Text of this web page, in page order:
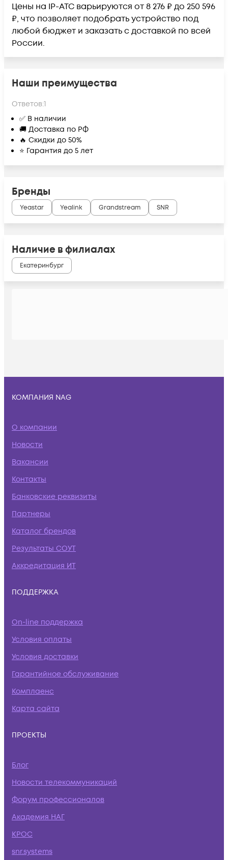
Цены на IP-ATC варьируются от 8 276 ₽ до 250 596
₽, что позволяет подобрать устройство под
любой бюджет и заказать с доставкой по всей
России.
Наши преимущества
Ответов:1
✅ В наличии
🚚 Доставка по РФ
🔥 Скидки до 50%
⭐ Гарантия до 5 лет
Бренды
Yeastar Yealink Grandstream SNR
Наличие в филиалах
Екатеринбург
КОМПАНИЯ NAG
О компании
Новости
Вакансии
Контакты
Банковские реквизиты
Партнеры
Каталог брендов
Результаты СОУТ
Аккредитация ИТ
ПОДДЕРЖКА
On-line поддержка
Условия оплаты
Условия доставки
Гарантийное обслуживание
Комплаенс
Карта сайта
ПРОЕКТЫ
Блог
Новости телекоммуникаций
Форум профессионалов
Академия НАГ
КРОС
snr.systems